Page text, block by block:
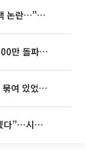
김희철, '뒤집힌 태극기' 지적 후 정치색 논란…"좌우 떠나 우리나라 국기"
놀란 감독 '오디세이', 개봉 4일 만에 100만 돌파⋯'왕사남' 보다 빠르다
천안 교회서 11세 아동 사망…“침대에 묶여 있었다” 진술 확보
AT마드리드 ‘7번’ 이강인 “120% 쏟겠다”⋯시메오네 감독 “필요한 선수”